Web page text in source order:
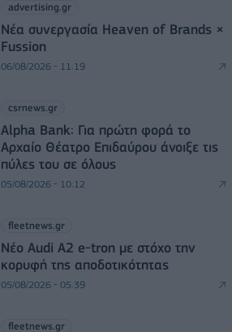
advertising.gr
Νέα συνεργασία Heaven of Brands ×
Fussion
06/08/2026 - 11:19
csrnews.gr
Alpha Bank: Για πρώτη φορά το
Αρχαίο Θέατρο Επιδαύρου άνοιξε τις
πύλες του σε όλους
05/08/2026 - 10:12
fleetnews.gr
Νέο Audi A2 e-tron με στόχο την
κορυφή της αποδοτικότητας
05/08/2026 - 05:39
fleetnews.gr